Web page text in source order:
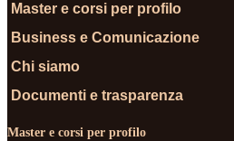
Master e corsi per profilo
Business e Comunicazione
Chi siamo
Documenti e trasparenza
Master e corsi per profilo